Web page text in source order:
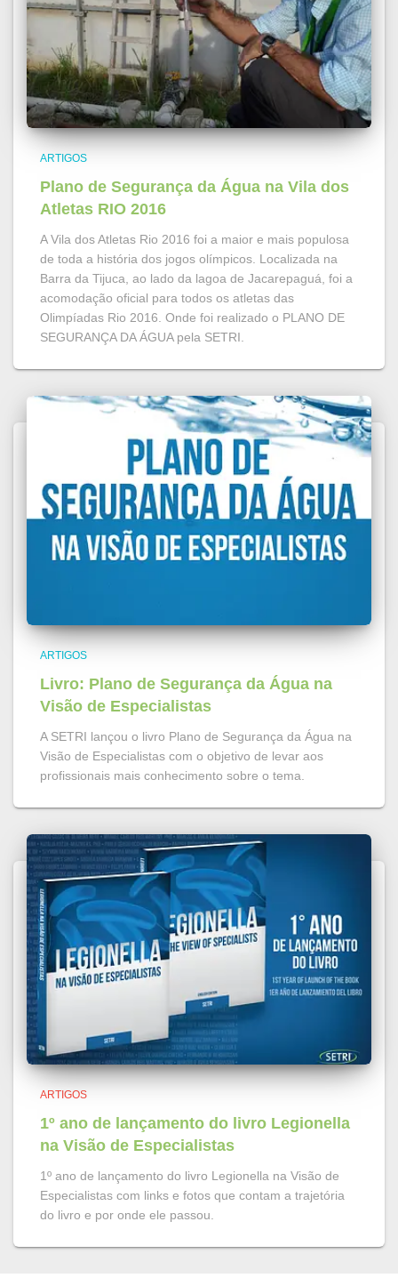
ARTIGOS
Plano de Segurança da Água na Vila dos
Atletas RIO 2016
A Vila dos Atletas Rio 2016 foi a maior e mais populosa
de toda a história dos jogos olímpicos. Localizada na
Barra da Tijuca, ao lado da lagoa de Jacarepaguá, foi a
acomodação oficial para todos os atletas das
Olimpíadas Rio 2016. Onde foi realizado o PLANO DE
SEGURANÇA DA ÁGUA pela SETRI.
ARTIGOS
Livro: Plano de Segurança da Água na
Visão de Especialistas
A SETRI lançou o livro Plano de Segurança da Água na
Visão de Especialistas com o objetivo de levar aos
profissionais mais conhecimento sobre o tema.
ARTIGOS
1º ano de lançamento do livro Legionella
na Visão de Especialistas
1º ano de lançamento do livro Legionella na Visão de
Especialistas com links e fotos que contam a trajetória
do livro e por onde ele passou.